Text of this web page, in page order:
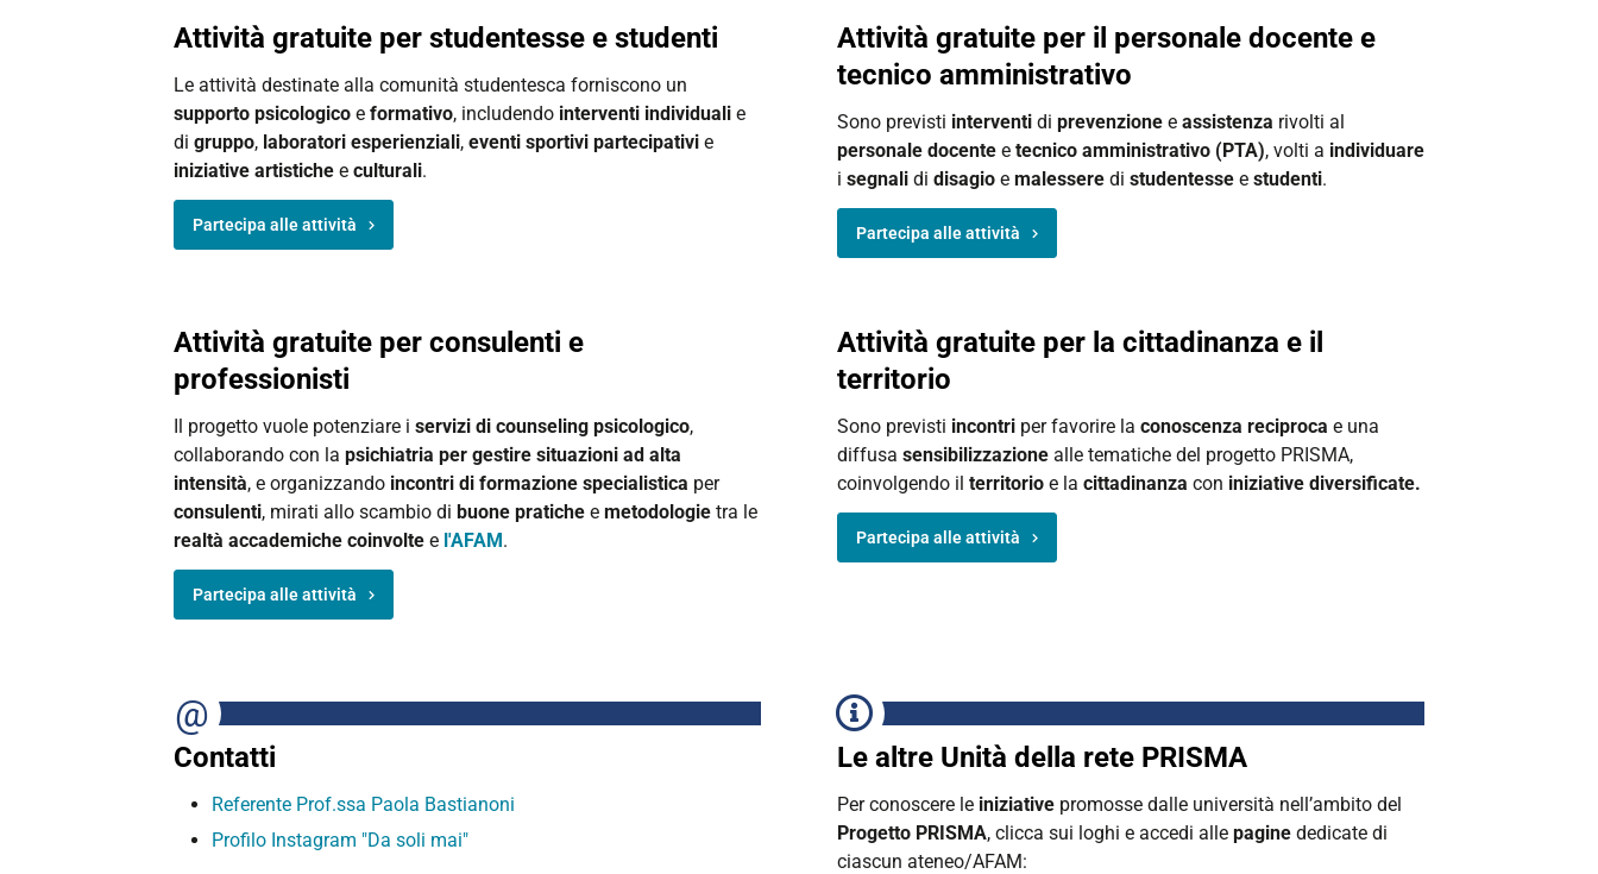
Attività gratuite per studentesse e studenti
Le attività destinate alla comunità studentesca forniscono un
supporto psicologico e formativo, includendo interventi individuali e
di gruppo, laboratori esperienziali, eventi sportivi partecipativi e
iniziative artistiche e culturali.
Partecipa alle attività
Attività gratuite per il personale docente e
tecnico amministrativo
Sono previsti interventi di prevenzione e assistenza rivolti al
personale docente e tecnico amministrativo (PTA), volti a individuare
i segnali di disagio e malessere di studentesse e studenti.
Partecipa alle attività
Attività gratuite per consulenti e
professionisti
Il progetto vuole potenziare i servizi di counseling psicologico,
collaborando con la psichiatria per gestire situazioni ad alta
intensità, e organizzando incontri di formazione specialistica per
consulenti, mirati allo scambio di buone pratiche e metodologie tra le
realtà accademiche coinvolte e l'AFAM.
Partecipa alle attività
Attività gratuite per la cittadinanza e il
territorio
Sono previsti incontri per favorire la conoscenza reciproca e una
diffusa sensibilizzazione alle tematiche del progetto PRISMA,
coinvolgendo il territorio e la cittadinanza con iniziative diversificate.
Partecipa alle attività
Contatti
Referente Prof.ssa Paola Bastianoni
Profilo Instagram "Da soli mai"
Le altre Unità della rete PRISMA
Per conoscere le iniziative promosse dalle università nell’ambito del
Progetto PRISMA, clicca sui loghi e accedi alle pagine dedicate di
ciascun ateneo/AFAM: